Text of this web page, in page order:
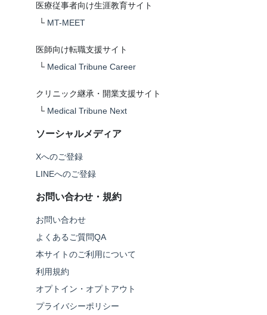
医療従事者向け生涯教育サイト
└ MT-MEET
医師向け転職支援サイト
└ Medical Tribune Career
クリニック継承・開業支援サイト
└ Medical Tribune Next
ソーシャルメディア
Xへのご登録
LINEへのご登録
お問い合わせ・規約
お問い合わせ
よくあるご質問QA
本サイトのご利用について
利用規約
オプトイン・オプトアウト
プライバシーポリシー